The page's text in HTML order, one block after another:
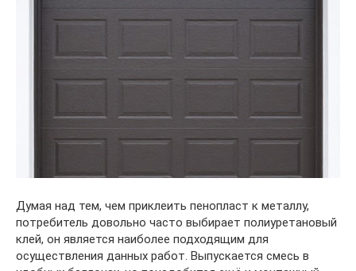
Думая над тем, чем приклеить пенопласт к металлу,
потребитель довольно часто выбирает полиуретановый
клей, он является наиболее подходящим для
осуществления данных работ. Выпускается смесь в